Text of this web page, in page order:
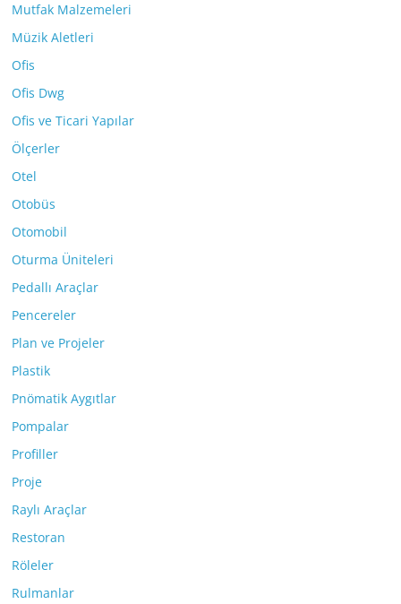
Mutfak Malzemeleri
Müzik Aletleri
Ofis
Ofis Dwg
Ofis ve Ticari Yapılar
Ölçerler
Otel
Otobüs
Otomobil
Oturma Üniteleri
Pedallı Araçlar
Pencereler
Plan ve Projeler
Plastik
Pnömatik Aygıtlar
Pompalar
Profiller
Proje
Raylı Araçlar
Restoran
Röleler
Rulmanlar